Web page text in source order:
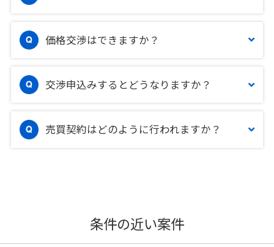
価格交渉はできますか？
交渉申込みするとどうなりますか？
売買契約はどのように行われますか？
条件の近い案件